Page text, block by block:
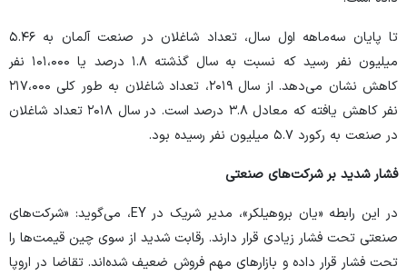
تا پایان سه‌ماهه اول سال، تعداد شاغلان در صنعت آلمان به ۵.۴۶
میلیون نفر رسید که نسبت به سال گذشته ۱.۸ درصد یا ۱۰۱،۰۰۰ نفر
کاهش نشان می‌دهد. از سال ۲۰۱۹، تعداد شاغلان به طور کلی ۲۱۷،۰۰۰
نفر کاهش یافته که معادل ۳.۸ درصد است. در سال ۲۰۱۸ تعداد شاغلان
در صنعت به رکورد ۵.۷ میلیون نفر رسیده بود.
فشار شدید بر شرکت‌های صنعتی
در این رابطه «یان بروهیلکر»، مدیر شریک در EY، می‌گوید: «شرکت‌های
صنعتی تحت فشار زیادی قرار دارند. رقابت شدید از سوی چین قیمت‌ها را
تحت فشار قرار داده و بازار‌های مهم فروش ضعیف شده‌اند. تقاضا در اروپا